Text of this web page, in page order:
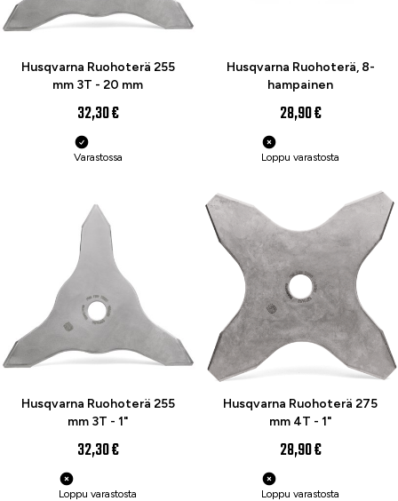
Husqvarna Ruohoterä 255
mm 3T - 20 mm
32,30 €
Varastossa
Husqvarna Ruohoterä, 8-
hampainen
28,90 €
Loppu varastosta
Husqvarna Ruohoterä 255
mm 3T - 1"
32,30 €
Loppu varastosta
Husqvarna Ruohoterä 275
mm 4T - 1"
28,90 €
Loppu varastosta